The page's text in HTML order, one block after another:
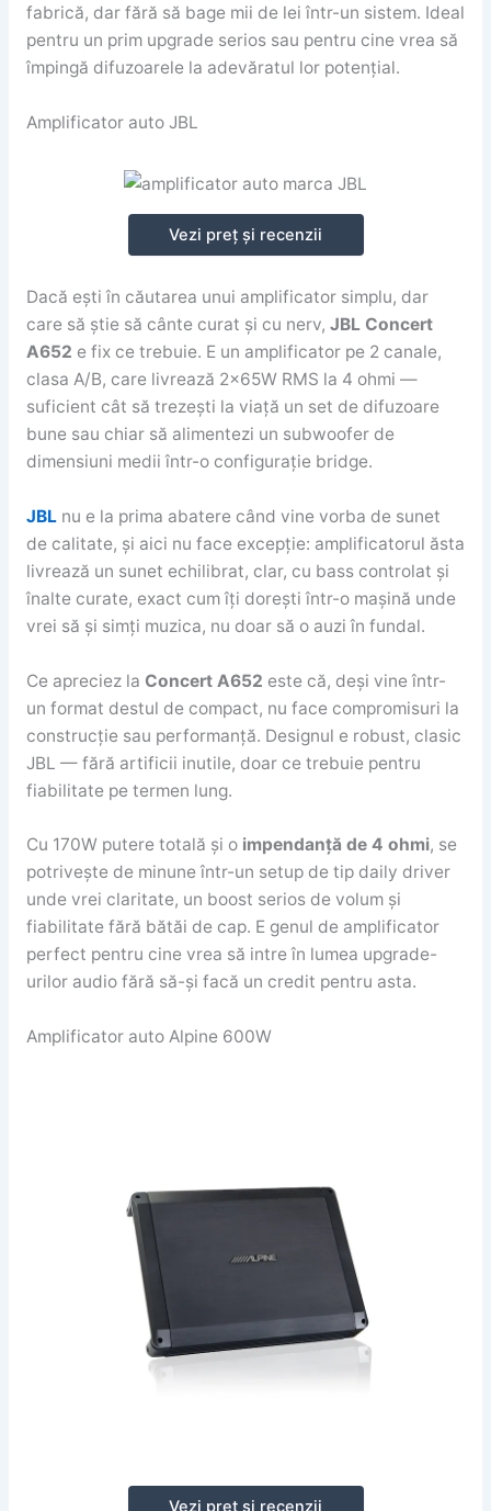
fabrică, dar fără să bage mii de lei într-un sistem. Ideal
pentru un prim upgrade serios sau pentru cine vrea să
împingă difuzoarele la adevăratul lor potențial.
Amplificator auto JBL
Vezi preț și recenzii
Dacă ești în căutarea unui amplificator simplu, dar
care să știe să cânte curat și cu nerv, JBL Concert
A652 e fix ce trebuie. E un amplificator pe 2 canale,
clasa A/B, care livrează 2x65W RMS la 4 ohmi —
suficient cât să trezești la viață un set de difuzoare
bune sau chiar să alimentezi un subwoofer de
dimensiuni medii într-o configurație bridge.
JBLnu e la prima abatere când vine vorba de sunet
de calitate, și aici nu face excepție: amplificatorul ăsta
livrează un sunet echilibrat, clar, cu bass controlat și
înalte curate, exact cum îți dorești într-o mașină unde
vrei să și simți muzica, nu doar să o auzi în fundal.
Ce apreciez la Concert A652 este că, deși vine într-
un format destul de compact, nu face compromisuri la
construcție sau performanță. Designul e robust, clasic
JBL — fără artificii inutile, doar ce trebuie pentru
fiabilitate pe termen lung.
Cu 170W putere totală și o impendanță de 4 ohmi, se
potrivește de minune într-un setup de tip daily driver
unde vrei claritate, un boost serios de volum și
fiabilitate fără bătăi de cap. E genul de amplificator
perfect pentru cine vrea să intre în lumea upgrade-
urilor audio fără să-și facă un credit pentru asta.
Amplificator auto Alpine 600W
Vezi preț și recenzii